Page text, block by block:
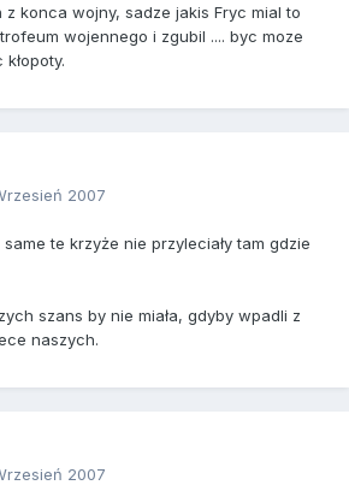
konca wojny, sadze jakis Fryc mial to
wojennego i zgubil .... byc moze
2007
te krzyże nie przyleciały tam gdzie
szans by nie miała, gdyby wpadli z
naszych.
2007